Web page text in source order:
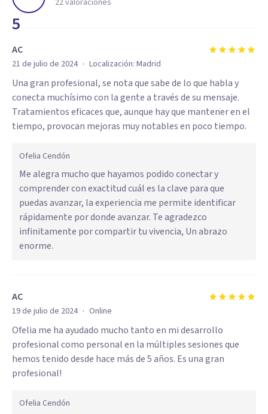
5
22valoraciones
AC
21 de julio de 2024 · Localización: Madrid
Una gran profesional, se nota que sabe de lo que habla y
conecta muchísimo con la gente a través de su mensaje.
Tratamientos eficaces que, aunque hay que mantener en el
tiempo, provocan mejoras muy notables en poco tiempo.
Ofelia Cendón
Me alegra mucho que hayamos podido conectar y
comprender con exactitud cuál es la clave para que
puedas avanzar, la experiencia me permite identificar
rápidamente por donde avanzar. Te agradezco
infinitamente por compartir tu vivencia, Un abrazo
enorme.
AC
19 de julio de 2024 · Online
Ofelia me ha ayudado mucho tanto en mi desarrollo
profesional como personal en la múltiples sesiones que
hemos tenido desde hace más de 5 años. Es una gran
profesional!
Ofelia Cendón